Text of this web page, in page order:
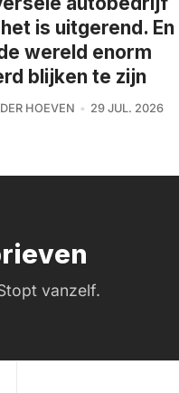
is uitgerend. En
wereld enorm
blijken te zijn
HOEVEN 29 JUL. 2026
vanzelf.